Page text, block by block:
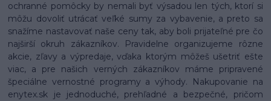
ochranné pomôcky by nemali byť výsadou len tých, ktorí si
môžu dovoliť utrácať veľké sumy za vybavenie, a preto sa
snažíme nastavovať naše ceny tak, aby boli prijateľné pre čo
najširší okruh zákazníkov. Pravidelne organizujeme rôzne
akcie, zľavy a výpredaje, vďaka ktorým môžeš ušetriť ešte
viac, a pre našich verných zákazníkov máme pripravené
špeciálne vernostné programy a výhody. Nakupovanie na
enytex.sk je jednoduché, prehľadné a bezpečné, pričom